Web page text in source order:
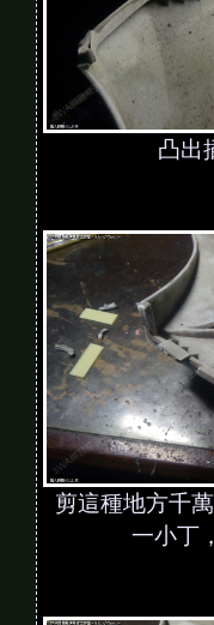
凸出
剪這種地方千
一小丁